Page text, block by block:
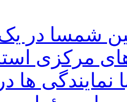
شمسا در یک
مرکزی
نمایندگی ها